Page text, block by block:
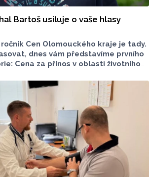
Bartoš usiluje o vaše hlasy
ročník Cen Olomouckého kraje je tady.
dnes vám představíme prvního
Cena za přínos v oblasti životního
oblasti životního prostředí.